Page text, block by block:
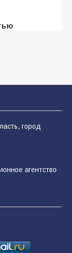
самом
августе
работы
2026 году
город
агентство